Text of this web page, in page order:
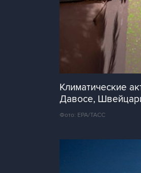
Климатические
Давосе,
Фото: ЕРА/ТАСС